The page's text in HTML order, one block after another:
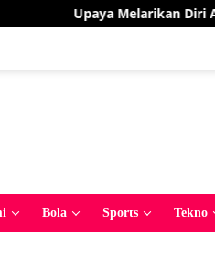
Diri Ambyar, Tim Resmob
Bola Sports Tekno